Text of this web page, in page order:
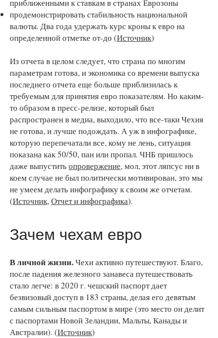
приближенными к ставкам в странах Еврозоны
продемонстрировать стабильность национальной
валюты. Два года удержать курс кроны к евро на
определенной отметке от-до (Источник)
Из отчета в целом следует, что страна по многим
параметрам готова, и экономика со времени выпуска
последнего отчета еще больше приблизилась к
требуемым для принятия евро показателям. Но каким-
то образом в пресс-релизе, который был
распространен в медиа, выходило, что все-таки Чехия
не готова, и лучше подождать. А уж в инфографике,
которую перепечатали все, кому не лень, ситуация
показана как 50/50, пан или пропал. ЧНБ пришлось
даже выпуститьопровержение, мол, этот ляпсус ни в
коем случае не был политически мотивирован, это мы
не умеем делать инфографику к своим же отчетам.
(Источник,Отчет и инфографика).
Зачем чехам евро
В личной жизни.Чехи активно путешествуют. Благо,
после падения железного занавеса путешествовать
стало легче: в 2020 г. чешский паспорт дает
безвизовый доступ в 183 страны, делая его девятым
самым сильным паспортом в мире (это место он делит
с паспортами Новой Зеландии, Мальты, Канады и
Австралии). (Источник)